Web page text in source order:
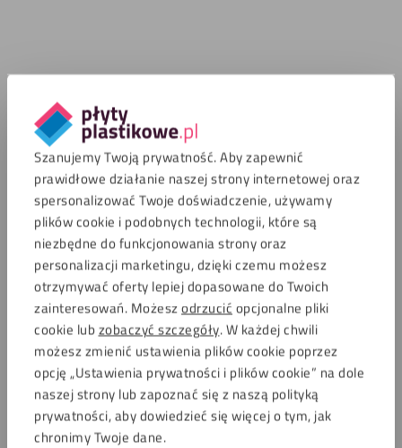
Szanujemy Twoją prywatność. Aby zapewnić
prawidłowe działanie naszej strony internetowej oraz
spersonalizować Twoje doświadczenie, używamy
plików cookie i podobnych technologii, które są
niezbędne do funkcjonowania strony oraz
personalizacji marketingu, dzięki czemu możesz
otrzymywać oferty lepiej dopasowane do Twoich
zainteresowań. Możesz odrzucić opcjonalne pliki
cookie lub zobaczyć szczegóły. W każdej chwili
możesz zmienić ustawienia plików cookie poprzez
opcję „Ustawienia prywatności i plików cookie” na dole
naszej strony lub zapoznać się z naszą polityką
prywatności, aby dowiedzieć się więcej o tym, jak
chronimy Twoje dane.